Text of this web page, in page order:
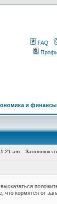
FAQ
и финансы
am Заголовок
что кормятся от